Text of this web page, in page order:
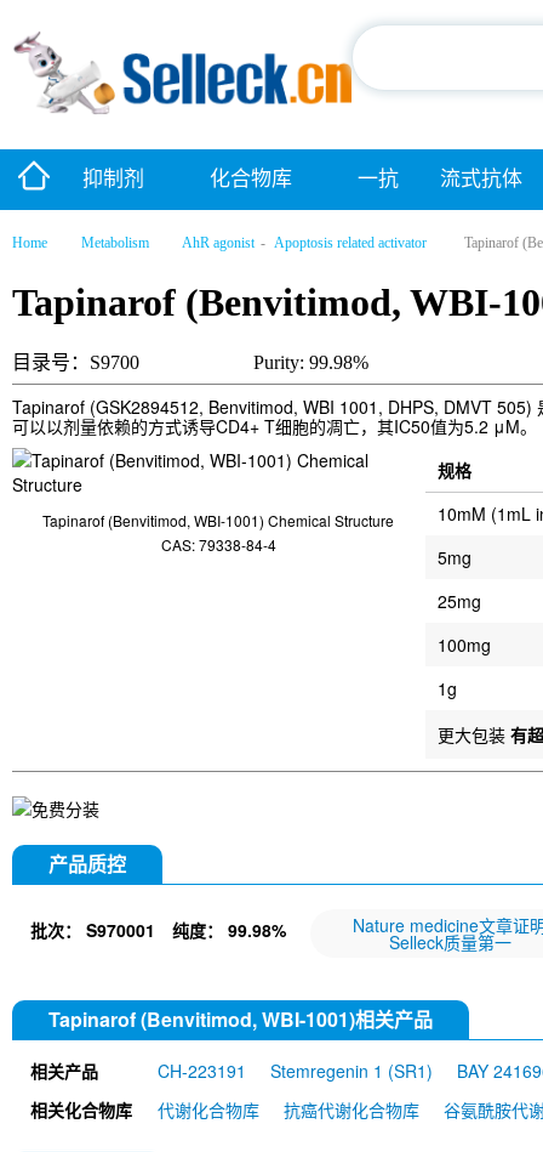
抑制剂 化合物库 一抗 流式抗体
Home Metabolism AhR agonist - Apoptosis related activator Tapinarof
Tapinarof (Benvitimod, WBI-
目录号：S9700 Purity: 99.98%
Tapinarof (GSK2894512, Benvitimod, WBI 1001, DHPS, DMVT 505)
可以以剂量依赖的方式诱导CD4+ T细胞的凋亡，其IC50值为5.2 μM。
Tapinarof (Benvitimod, WBI-1001) Chemical Structure
CAS: 79338-84-4
规格
10mM (1mL
5mg
25mg
100mg
1g
更大包装 有
产品质控
批次： S970001 纯度： 99.98% Nature medicine文章证
Selleck质量第一
Tapinarof (Benvitimod, WBI-1001)相关产品
相关产品 CH-223191 Stemregenin 1 (SR1)
BAY
相关化合物库 代谢化合物库 抗癌代谢化合物库 谷氨酰胺代